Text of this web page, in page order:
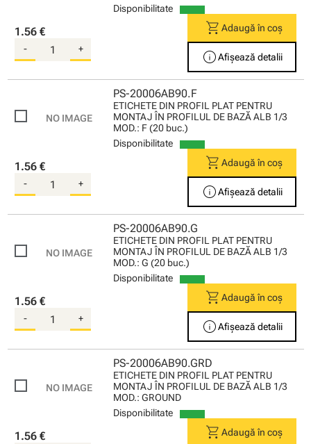
Disponibilitate
1.56 €
- +
shopping_cartAdaugă în coș
infoAfișează detalii
PS-20006AB90.F
ETICHETE DIN PROFIL PLAT PENTRU
MONTAJ ÎN PROFILUL DE BAZĂ ALB 1/3
MOD.: F (20 buc.)
Disponibilitate
1.56 €
- +
shopping_cartAdaugă în coș
infoAfișează detalii
PS-20006AB90.G
ETICHETE DIN PROFIL PLAT PENTRU
MONTAJ ÎN PROFILUL DE BAZĂ ALB 1/3
MOD.: G (20 buc.)
Disponibilitate
1.56 €
- +
shopping_cartAdaugă în coș
infoAfișează detalii
PS-20006AB90.GRD
ETICHETE DIN PROFIL PLAT PENTRU
MONTAJ ÎN PROFILUL DE BAZĂ ALB 1/3
MOD.: GROUND
Disponibilitate
1.56 € shopping_cartAdaugă în coș